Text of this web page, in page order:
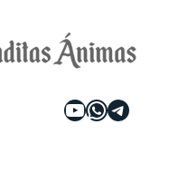
YouTube
WhatsApp